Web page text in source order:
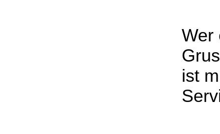
Wer
ist